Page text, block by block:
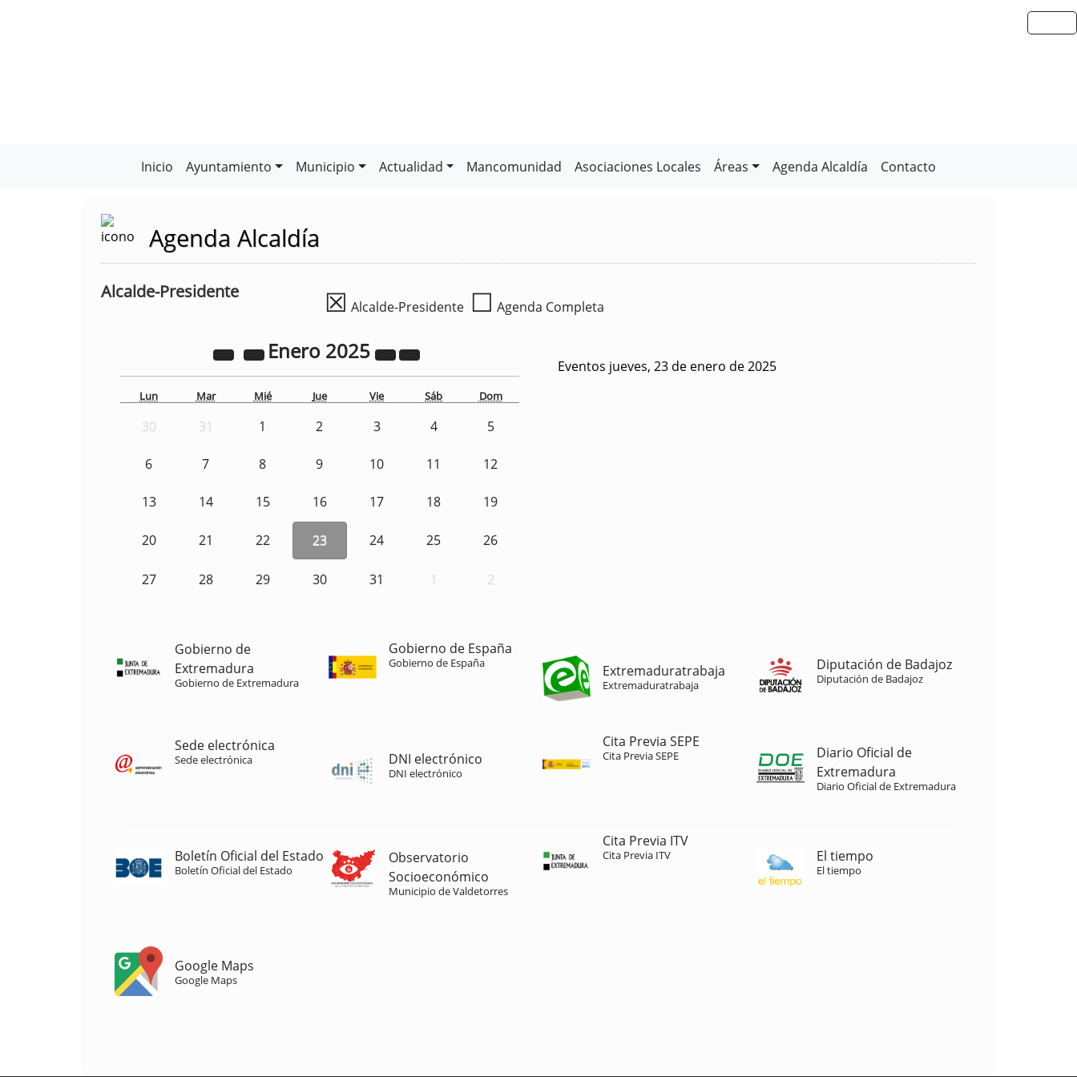
Inicio Ayuntamiento Municipio Actualidad Mancomunidad Asociaciones Locales Áreas Agenda Alcaldía Contacto
Agenda Alcaldía
Alcalde-Presidente ☒ Alcalde-Presidente ☐ Agenda Completa
Enero 2025
Lun Mar Mié Jue Vie Sáb Dom
30 31 1 2 3 4 5
6 7 8 9 10 11 12
13 14 15 16 17 18 19
20 21 22 23 24 25 26
27 28 29 30 31 1 2
Eventos jueves, 23 de enero de 2025
Gobierno de
Extremadura
Gobierno de Extremadura
Gobierno de España
Gobierno de España Extremaduratrabaja
Extremaduratrabaja
Diputación de Badajoz
Diputación de Badajoz
Sede electrónica
Sede electrónica DNI electrónico
DNI electrónico
Cita Previa SEPE
Cita Previa SEPE
Diario Oficial de
Extremadura
Diario Oficial de Extremadura
Boletín Oficial del Estado
Boletín Oficial del Estado
Observatorio
Socioeconómico
Municipio de Valdetorres
Cita Previa ITV
Cita Previa ITV El tiempo
El tiempo
Google Maps
Google Maps